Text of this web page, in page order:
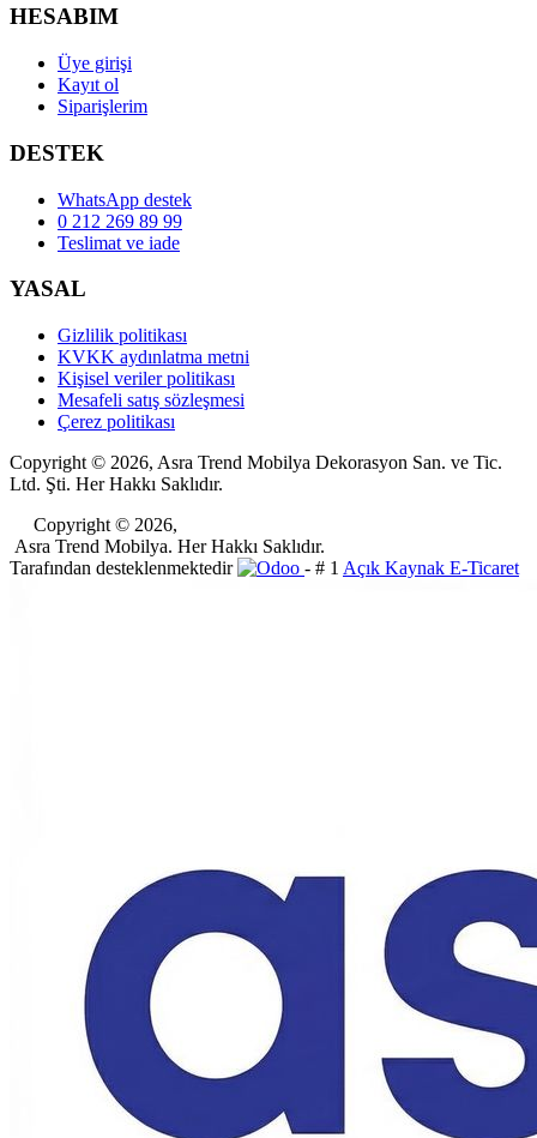
HESABIM
Üye girişi
Kayıt ol
Siparişlerim
DESTEK
WhatsApp destek
0 212 269 89 99
Teslimat ve iade
YASAL
Gizlilik politikası
KVKK aydınlatma metni
Kişisel veriler politikası
Mesafeli satış sözleşmesi
Çerez politikası
Copyright © 2026, Asra Trend Mobilya Dekorasyon San. ve Tic.
Ltd. Şti. Her Hakkı Saklıdır.
​Copyright © 2026,
Asra Trend Mobilya. Her Hakkı Saklıdır.
Tarafından desteklenmektedir
- # 1 Açık Kaynak E-Ticaret